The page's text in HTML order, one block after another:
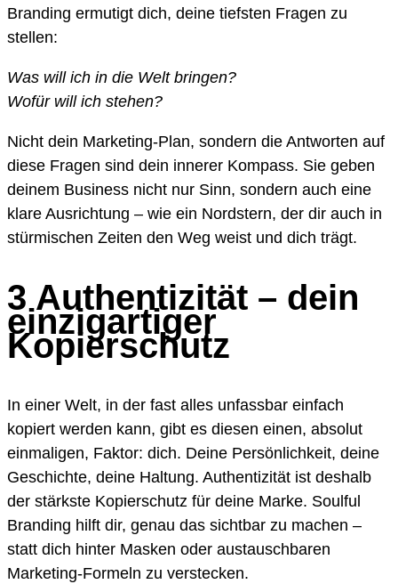
Branding ermutigt dich, deine tiefsten Fragen zu
stellen:
Was will ich in die Welt bringen?
Wofür will ich stehen?
Nicht dein Marketing-Plan, sondern die Antworten auf
diese Fragen sind dein innerer Kompass. Sie geben
deinem Business nicht nur Sinn, sondern auch eine
klare Ausrichtung – wie ein Nordstern, der dir auch in
stürmischen Zeiten den Weg weist und dich trägt.
3 Authentizität – dein
einzigartiger
Kopierschutz
In einer Welt, in der fast alles unfassbar einfach
kopiert werden kann, gibt es diesen einen, absolut
einmaligen, Faktor: dich. Deine Persönlichkeit, deine
Geschichte, deine Haltung. Authentizität ist deshalb
der stärkste Kopierschutz für deine Marke. Soulful
Branding hilft dir, genau das sichtbar zu machen –
statt dich hinter Masken oder austauschbaren
Marketing-Formeln zu verstecken.